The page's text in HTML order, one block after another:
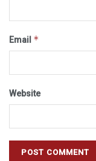
Email *
Website